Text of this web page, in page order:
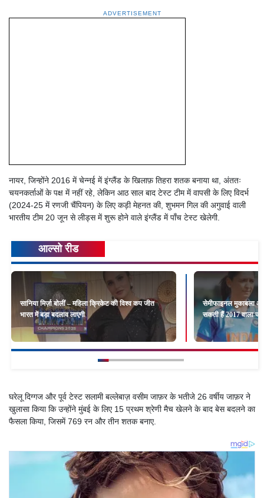
ADVERTISEMENT
नायर, जिन्होंने 2016 में चेन्नई में इंग्लैंड के खिलाफ़ तिहरा शतक बनाया था, अंततः
चयनकर्ताओं के पक्ष में नहीं रहे, लेकिन आठ साल बाद टेस्ट टीम में वापसी के लिए विदर्भ
(2024-25 में रणजी चैंपियन) के लिए कड़ी मेहनत की, शुभमन गिल की अगुवाई वाली
भारतीय टीम 20 जून से लीड्स में शुरू होने वाले इंग्लैंड में पाँच टेस्ट खेलेगी.
आल्सो रीड
सानिया मिर्ज़ा बोलीं – महिला क्रिकेट की विश्व कप जीत
भारत में बड़ा बदलाव लाएगी
सेमीफाइनल मुकाबला
सकती हैं 2017 वाला
घरेलू दिग्गज और पूर्व टेस्ट सलामी बल्लेबाज़ वसीम जाफ़र के भतीजे 26 वर्षीय जाफ़र ने
खुलासा किया कि उन्होंने मुंबई के लिए 15 प्रथम श्रेणी मैच खेलने के बाद बेस बदलने का
फैसला किया, जिसमें 769 रन और तीन शतक बनाए.